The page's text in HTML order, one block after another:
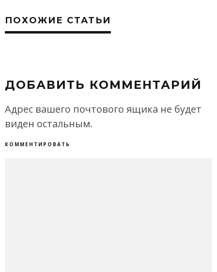
ПОХОЖИЕ СТАТЬИ
ДОБАВИТЬ КОММЕНТАРИЙ
Адрес вашего почтового ящика не будет
виден остальным.
КОММЕНТИРОВАТЬ